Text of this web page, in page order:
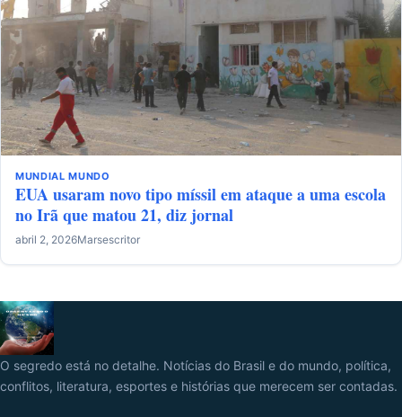
MUNDIAL MUNDO
EUA usaram novo tipo míssil em ataque a uma escola
no Irã que matou 21, diz jornal
abril 2, 2026Marsescritor
O segredo está no detalhe. Notícias do Brasil e do mundo, política,
conflitos, literatura, esportes e histórias que merecem ser contadas.